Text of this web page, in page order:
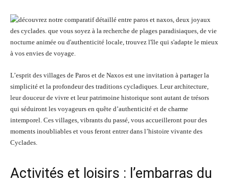
L’esprit des villages de Paros et de Naxos est une invitation à partager la
simplicité et la profondeur des traditions cycladiques. Leur architecture,
leur douceur de vivre et leur patrimoine historique sont autant de trésors
qui séduiront les voyageurs en quête d’authenticité et de charme
intemporel. Ces villages, vibrants du passé, vous accueilleront pour des
moments inoubliables et vous feront entrer dans l’histoire vivante des
Cyclades.
Activités et loisirs : l’embarras du